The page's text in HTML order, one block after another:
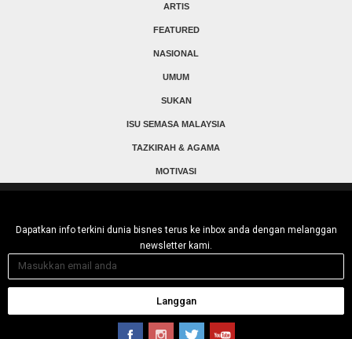
ARTIS
FEATURED
NASIONAL
UMUM
SUKAN
ISU SEMASA MALAYSIA
TAZKIRAH & AGAMA
MOTIVASI
Dapatkan info terkini dunia bisnes terus ke inbox anda dengan melanggan
newsletter kami.
Langgan